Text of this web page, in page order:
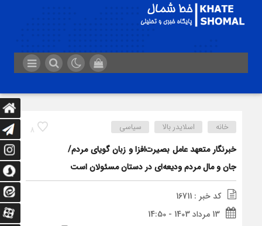
8 خانه اسلایدر بالا سیاسی
خبرنگار متعهد عامل بصیرت‌افزا و زبان گویای مردم/
جان و مال مردم ودیعه‌ای در دستان مسئولان است
کد خبر : 16711
13 مرداد 1403 - 14:50